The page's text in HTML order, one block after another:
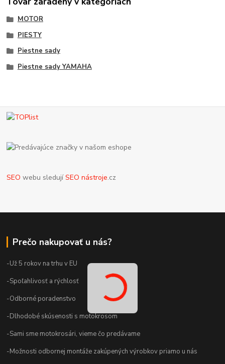
MOTOR
PIESTY
Piestne sady
Piestne sady YAMAHA
SEO webu sledujíSEO nástroje.cz
Prečo nakupovať u nás?
-Už 5 rokov na trhu v EU
-Spoľahlivosť a rýchlosť
-Odborné poradenstvo
-Dlhodobé skúsenosti s motokrosom
-Sami sme motokrosári, vieme čo predávame
-Možnosti odbornej montáže zakúpených výrobkov priamo u nás